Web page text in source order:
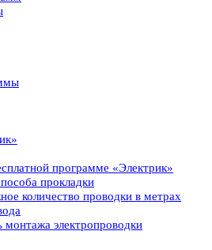
программе «Электрик»
прокладки
количество проводки в метрах
монтажа электропроводки